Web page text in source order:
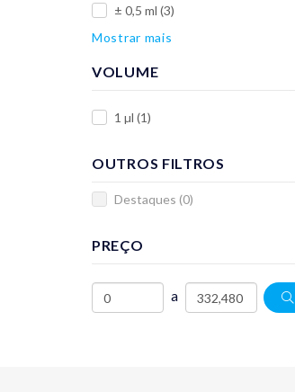
± 0,5 ml (3)
Mostrar mais
VOLUME
1 µl (1)
OUTROS FILTROS
Destaques (0)
PREÇO
a